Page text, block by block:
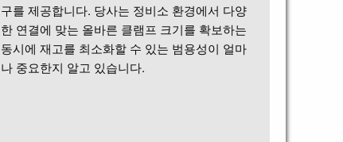
구를 제공합니다. 당사는 정비소 환경에서 다양
한 연결에 맞는 올바른 클램프 크기를 확보하는
동시에 재고를 최소화할 수 있는 범용성이 얼마
나 중요한지 알고 있습니다.